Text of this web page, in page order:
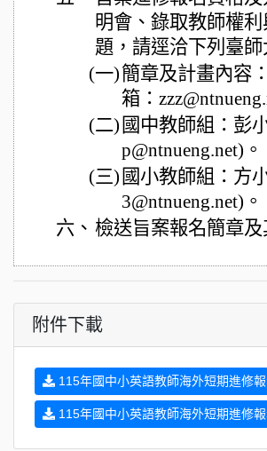
明會、錄取教師權
題，請逕洽下列臺師
(一)簡章及計畫內容
箱：
(二) 國中教師組：彭
p@ntnueng.net)。
(三) 國小教師組：方
3@ntnueng.net)。
六、 檢送旨案報名簡章
附件下載
115年國中小英語教師海外短期進修
115年國中小英語教師海外短期進修